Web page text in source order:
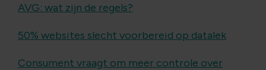
AVG: wat zijn de regels?
50% websites slecht voorbereid op datalek
Consument vraagt om meer controle over